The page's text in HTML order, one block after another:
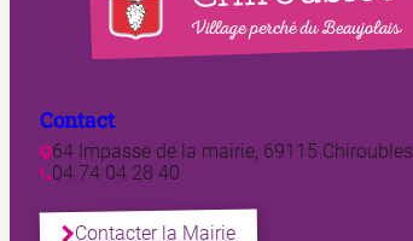
Contact
64 Impasse de la mairie, 69115 Chiroubles
04 74 04 28 40
Contacter la Mairie